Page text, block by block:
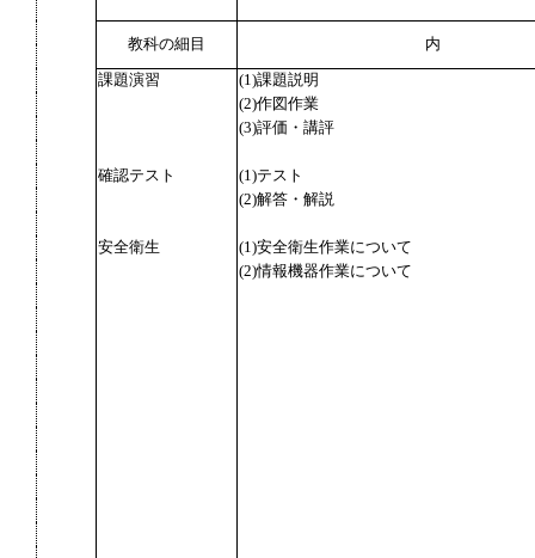
教科の細目 内
課題演習
(1)課題説明
(2)作図作業
(3)評価・講評
確認テスト
(1)テスト
(2)解答・解説
安全衛生
(1)安全衛生作業について
(2)情報機器作業について